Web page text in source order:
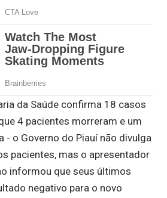
da Saúde confirma 18 casos
4 pacientes morreram e um
- o Governo do Piauí não divulga
pacientes, mas o apresentador
informou que seus últimos
negativo para o novo